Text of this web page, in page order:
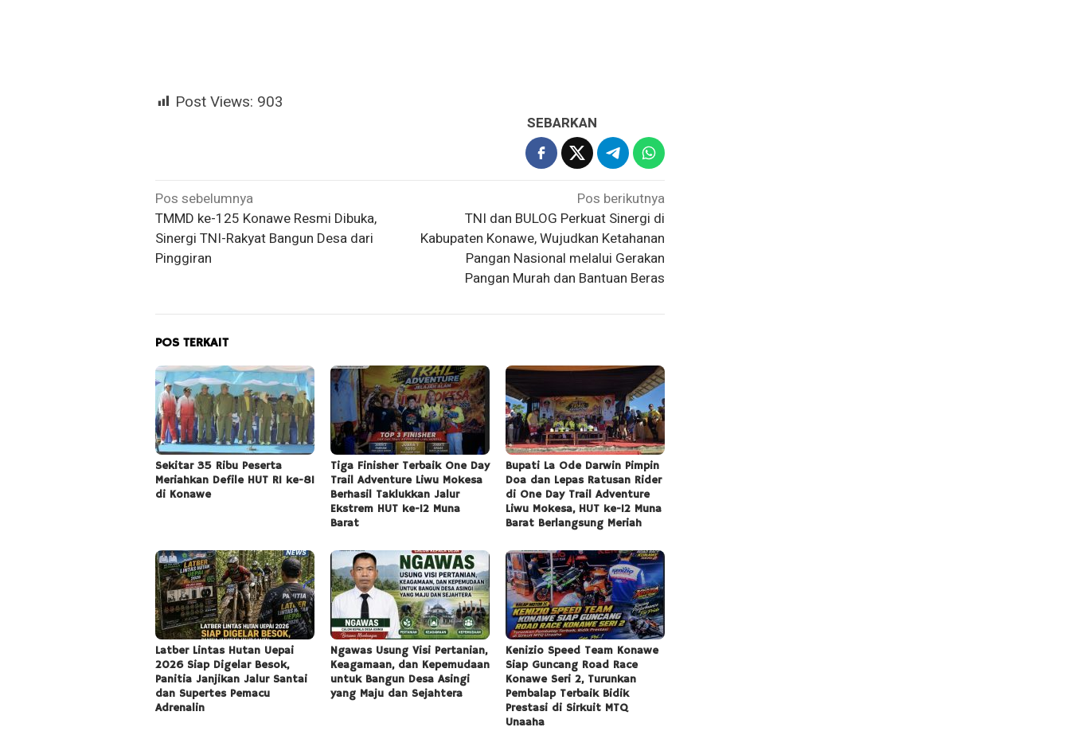
Post Views: 903
SEBARKAN
Navigasi
pos
Pos sebelumnya
TMMD ke-125 Konawe Resmi Dibuka,
Sinergi TNI-Rakyat Bangun Desa dari
Pinggiran
Pos berikutnya
TNI dan BULOG Perkuat Sinergi di
Kabupaten Konawe, Wujudkan Ketahanan
Pangan Nasional melalui Gerakan
Pangan Murah dan Bantuan Beras
POS TERKAIT
Sekitar 35 Ribu Peserta
Meriahkan Defile HUT RI ke-81
di Konawe
Tiga Finisher Terbaik One Day
Trail Adventure Liwu Mokesa
Berhasil Taklukkan Jalur
Ekstrem HUT ke-12 Muna
Barat
Bupati La Ode Darwin Pimpin
Doa dan Lepas Ratusan Rider
di One Day Trail Adventure
Liwu Mokesa, HUT ke-12 Muna
Barat Berlangsung Meriah
Latber Lintas Hutan Uepai
2026 Siap Digelar Besok,
Panitia Janjikan Jalur Santai
dan Supertes Pemacu
Adrenalin
Ngawas Usung Visi Pertanian,
Keagamaan, dan Kepemudaan
untuk Bangun Desa Asingi
yang Maju dan Sejahtera
Kenizio Speed Team Konawe
Siap Guncang Road Race
Konawe Seri 2, Turunkan
Pembalap Terbaik Bidik
Prestasi di Sirkuit MTQ
Unaaha